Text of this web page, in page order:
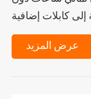
عرض المزيد